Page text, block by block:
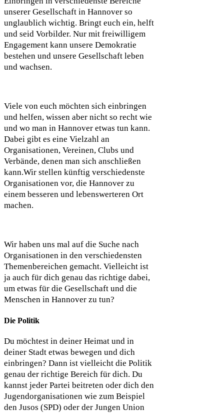
unserer Gesellschaft in Hannover so
unglaublich wichtig. Bringt euch ein, helft
und seid Vorbilder. Nur mit freiwilligem
Engagement kann unsere Demokratie
bestehen und unsere Gesellschaft leben
und wachsen.
Viele von euch möchten sich einbringen
und helfen, wissen aber nicht so recht wie
und wo man in Hannover etwas tun kann.
Dabei gibt es eine Vielzahl an
Organisationen, Vereinen, Clubs und
Verbände, denen man sich anschließen
kann.Wir stellen künftig verschiedenste
Organisationen vor, die Hannover zu
einem besseren und lebenswerteren Ort
machen.
Wir haben uns mal auf die Suche nach
Organisationen in den verschiedensten
Themenbereichen gemacht. Vielleicht ist
ja auch für dich genau das richtige dabei,
um etwas für die Gesellschaft und die
Menschen in Hannover zu tun?
Die Politik
Du möchtest in deiner Heimat und in
deiner Stadt etwas bewegen und dich
einbringen? Dann ist vielleicht die Politik
genau der richtige Bereich für dich. Du
kannst jeder Partei beitreten oder dich den
Jugendorganisationen wie zum Beispiel
den Jusos (SPD) oder der Jungen Union